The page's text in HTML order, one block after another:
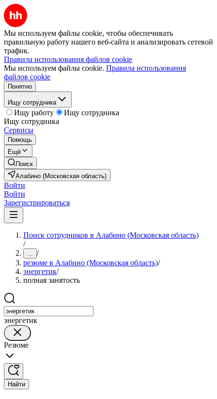
Мы используем файлы cookie, чтобы обеспечивать
правильную работу нашего веб-сайта и анализировать сетевой
трафик.
Правила использования файлов cookie
Мы используем файлы cookie. Правила использования
файлов cookie
Понятно
Ищу сотрудника
Ищу работу
Ищу сотрудника
Ищу сотрудника
Сервисы
Помощь
Ещё
Поиск
Алабино (Московская область)
Войти
Войти
Зарегистрироваться
Поиск сотрудников в Алабино (Московская область)
/
... /
резюме в Алабино (Московская область)/
энергетик/
полная занятость
энергетик
Резюме
Найти